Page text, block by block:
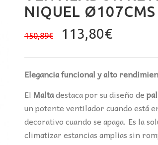
NIQUEL Ø107CMS
150,89€
El
original
era:
150,89€.
113,80€El
actual
es:
Elegancia funcional y alto
El Maltadestaca por su diseño de
un potente ventilador cuando está
decorativo cuando se apaga. Es la
climatizar estancias amplias sin